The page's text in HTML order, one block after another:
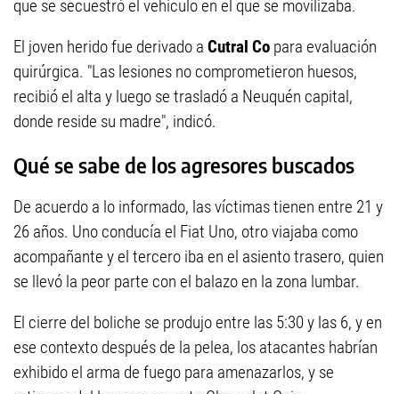
que se secuestró el vehículo en el que se movilizaba.
El joven herido fue derivado a Cutral Co para evaluación
quirúrgica. "Las lesiones no comprometieron huesos,
recibió el alta y luego se trasladó a Neuquén capital,
donde reside su madre", indicó.
Qué se sabe de los agresores buscados
De acuerdo a lo informado, las víctimas tienen entre 21 y
26 años. Uno conducía el Fiat Uno, otro viajaba como
acompañante y el tercero iba en el asiento trasero, quien
se llevó la peor parte con el balazo en la zona lumbar.
El cierre del boliche se produjo entre las 5:30 y las 6, y en
ese contexto después de la pelea, los atacantes habrían
exhibido el arma de fuego para amenazarlos, y se